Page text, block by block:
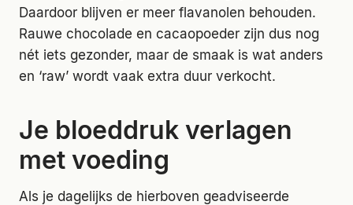
Daardoor blijven er meer flavanolen behouden.
Rauwe chocolade en cacaopoeder zijn dus nog
nét iets gezonder, maar de smaak is wat anders
en ‘raw’ wordt vaak extra duur verkocht.
Je bloeddruk verlagen
met voeding
Als je dagelijks de hierboven geadviseerde